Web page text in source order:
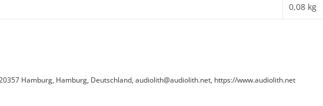
0,08 kg
Hamburg, Hamburg, Deutschland, audiolith@audiolith.net, https://www.audiolith.net